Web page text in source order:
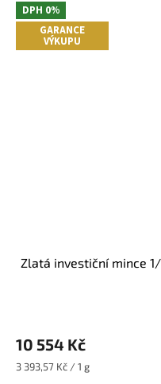
DPH 0%
GARANCE
VÝKUPU
Zlatá investiční mince
produktu
je
4,4
10 554 Kč
Měrná
3 393,57 Kč / 1 g